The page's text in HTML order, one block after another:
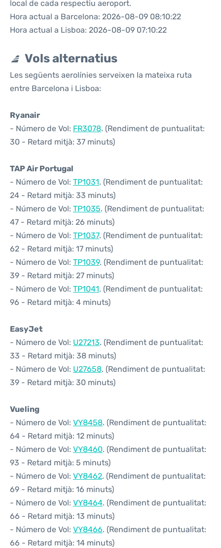
local de cada respectiu aeroport.
Hora actual a Barcelona: 2026-08-09 08:10:22
Hora actual a Lisboa: 2026-08-09 07:10:22
Vols alternatius
Les següents aerolínies serveixen la mateixa ruta
entre Barcelona i Lisboa:
Ryanair
- Número de Vol: FR3078. (Rendiment de puntualitat:
30 - Retard mitjà: 37 minuts)
TAP Air Portugal
- Número de Vol: TP1031. (Rendiment de puntualitat:
24 - Retard mitjà: 33 minuts)
- Número de Vol: TP1035. (Rendiment de puntualitat:
47 - Retard mitjà: 26 minuts)
- Número de Vol: TP1037. (Rendiment de puntualitat:
62 - Retard mitjà: 17 minuts)
- Número de Vol: TP1039. (Rendiment de puntualitat:
39 - Retard mitjà: 27 minuts)
- Número de Vol: TP1041. (Rendiment de puntualitat:
96 - Retard mitjà: 4 minuts)
EasyJet
- Número de Vol: U27213. (Rendiment de puntualitat:
33 - Retard mitjà: 38 minuts)
- Número de Vol: U27658. (Rendiment de puntualitat:
39 - Retard mitjà: 30 minuts)
Vueling
- Número de Vol: VY8458. (Rendiment de puntualitat:
64 - Retard mitjà: 12 minuts)
- Número de Vol: VY8460. (Rendiment de puntualitat:
93 - Retard mitjà: 5 minuts)
- Número de Vol: VY8462. (Rendiment de puntualitat:
69 - Retard mitjà: 16 minuts)
- Número de Vol: VY8464. (Rendiment de puntualitat:
66 - Retard mitjà: 13 minuts)
- Número de Vol: VY8466. (Rendiment de puntualitat:
66 - Retard mitjà: 14 minuts)